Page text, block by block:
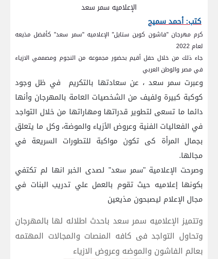
الإعلاميه سمر سعد
كتب: أحمد سميح
كرم مهرجان "فاشون كوين ستايل" الإعلاميه "سمر سعد" كأفضل مذيعه
لعام 2022
جاء ذلك من خلال حفل أقيم بحضور مجموعه من النجوم ومصممي الازياء
في مصر والوطن العربي
وعبرت سمر سعد ، عن سعادتها بالتكريم في ظل وجود
كوكبة كبيرة ولفيف من الشخصيات العامة بالمهرجان وأنها
دائما ما تسعى لتطوير قدراتها ومهاراتها من خلال التواجد
في الفعاليات الفنية وعروض الأزياء والموضة، وكل ما يتعلق
بجمال المرأة كى تكون مواكبة للتطورات السريعة في
مجالها.
وصرحت الإعلامية "سمر سعد" لصدى الخبر انها لم تكتفي
بكونها إعلاميه حيث تقوم بالعمل علي تدريب البنات في
مجال الإعلام ليصبحون مذيعين
وتتميز الإعلاميه سمر سعد باحدث اطلاله لها بالمهرجان
وتحاول التواجد فى كافه المنصات والمجالات المهتمه
بعالم الفاشون والموضه وعروض الازياء